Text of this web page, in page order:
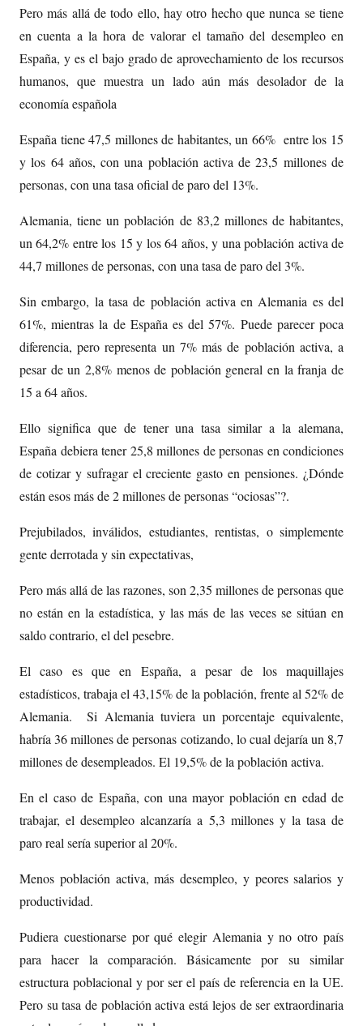
Pero más allá de todo ello, hay otro hecho que nunca se tiene
en cuenta a la hora de valorar el tamaño del desempleo en
España, y es el bajo grado de aprovechamiento de los recursos
humanos, que muestra un lado aún más desolador de la
economía española
España tiene 47,5 millones de habitantes, un 66% entre los 15
y los 64 años, con una población activa de 23,5 millones de
personas, con una tasa oficial de paro del 13%.
Alemania, tiene un población de 83,2 millones de habitantes,
un 64,2% entre los 15 y los 64 años, y una población activa de
44,7 millones de personas, con una tasa de paro del 3%.
Sin embargo, la tasa de población activa en Alemania es del
61%, mientras la de España es del 57%. Puede parecer poca
diferencia, pero representa un 7% más de población activa, a
pesar de un 2,8% menos de población general en la franja de
15 a 64 años.
Ello significa que de tener una tasa similar a la alemana,
España debiera tener 25,8 millones de personas en condiciones
de cotizar y sufragar el creciente gasto en pensiones. ¿Dónde
están esos más de 2 millones de personas “ociosas”?.
Prejubilados, inválidos, estudiantes, rentistas, o simplemente
gente derrotada y sin expectativas,
Pero más allá de las razones, son 2,35 millones de personas que
no están en la estadística, y las más de las veces se sitúan en
saldo contrario, el del pesebre.
El caso es que en España, a pesar de los maquillajes
estadísticos, trabaja el 43,15% de la población, frente al 52% de
Alemania. Si Alemania tuviera un porcentaje equivalente,
habría 36 millones de personas cotizando, lo cual dejaría un 8,7
millones de desempleados. El 19,5% de la población activa.
En el caso de España, con una mayor población en edad de
trabajar, el desempleo alcanzaría a 5,3 millones y la tasa de
paro real sería superior al 20%.
Menos población activa, más desempleo, y peores salarios y
productividad.
Pudiera cuestionarse por qué elegir Alemania y no otro país
para hacer la comparación. Básicamente por su similar
estructura poblacional y por ser el país de referencia en la UE.
Pero su tasa de población activa está lejos de ser extraordinaria